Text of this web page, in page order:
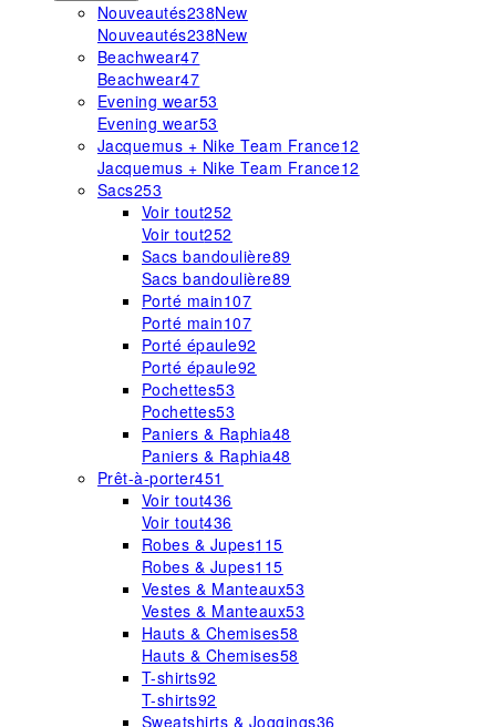
Nouveautés238New
Nouveautés238New
Beachwear47
Beachwear47
Evening wear53
Evening wear53
Jacquemus + Nike Team France12
Jacquemus + Nike Team France12
Sacs253
Voir tout252
Voir tout252
Sacs bandoulière89
Sacs bandoulière89
Porté main107
Porté main107
Porté épaule92
Porté épaule92
Pochettes53
Pochettes53
Paniers & Raphia48
Paniers & Raphia48
Prêt-à-porter451
Voir tout436
Voir tout436
Robes & Jupes115
Robes & Jupes115
Vestes & Manteaux53
Vestes & Manteaux53
Hauts & Chemises58
Hauts & Chemises58
T-shirts92
T-shirts92
Sweatshirts & Joggings36